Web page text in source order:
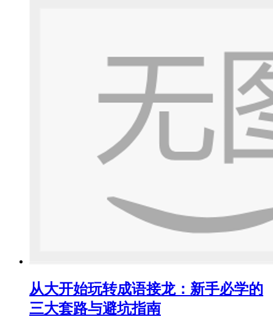
从大开始玩转成语接龙：新手必学的
三大套路与避坑指南